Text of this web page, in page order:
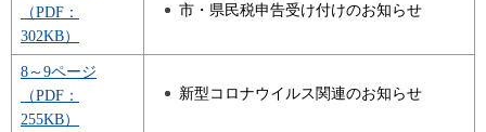
（PDF：
302KB）
市・県民税申告受け付けのお知らせ
8～9ページ
（PDF：
255KB）
新型コロナウイルス関連のお知らせ